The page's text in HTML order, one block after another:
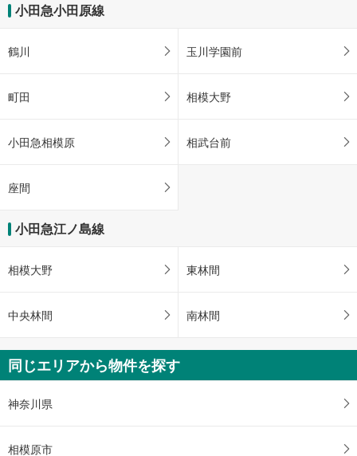
小田急小田原線
鶴川 玉川学園前
町田 相模大野
小田急相模原 相武台前
座間
小田急江ノ島線
相模大野 東林間
中央林間 南林間
同じエリアから物件を探す
神奈川県
相模原市